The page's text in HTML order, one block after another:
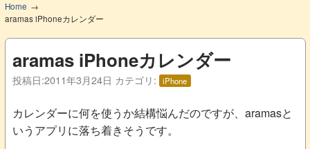
Home
aramas iPhoneカレンダー
aramas iPhoneカレンダー
投稿日:2011年3月24日 カテゴリ: iPhone
カレンダーに何を使うか結構悩んだのですが、aramasと
いうアプリに落ち着きそうです。